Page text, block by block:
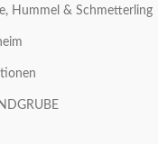
Hummel & Schmetterling